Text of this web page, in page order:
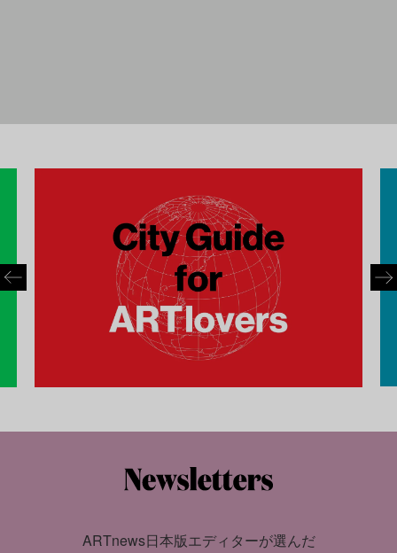
ARTnews日本版エディターが選んだ